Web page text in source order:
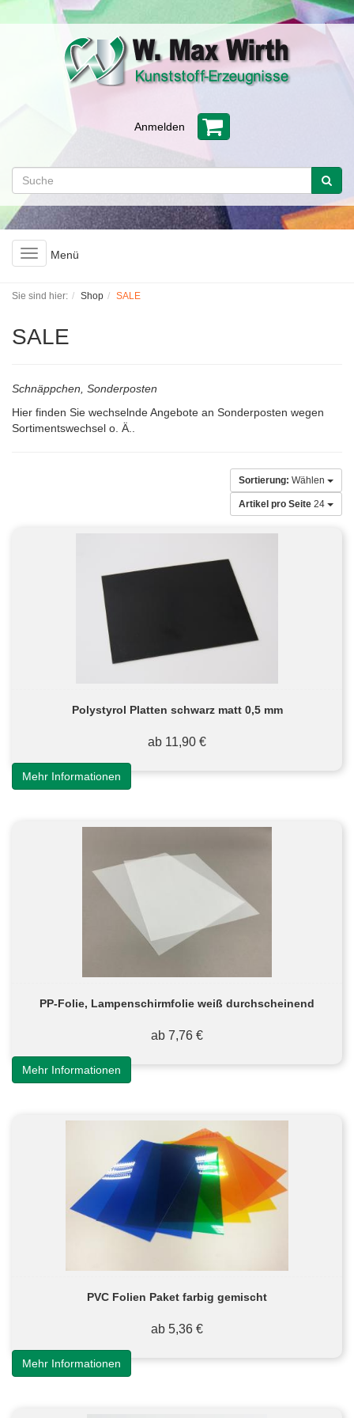
Anmelden
Toggle
navigation
Menü
Sie sind hier: Shop SALE
SALE
Schnäppchen, Sonderposten
Hier finden Sie wechselnde Angebote an Sonderposten wegen
Sortimentswechsel o. Ä..
Sortierung: Wählen
Artikel pro Seite 24
Polystyrol Platten schwarz matt 0,5 mm
ab 11,90 €
Mehr Informationen
PP-Folie, Lampenschirmfolie weiß durchscheinend
ab 7,76 €
Mehr Informationen
PVC Folien Paket farbig gemischt
ab 5,36 €
Mehr Informationen